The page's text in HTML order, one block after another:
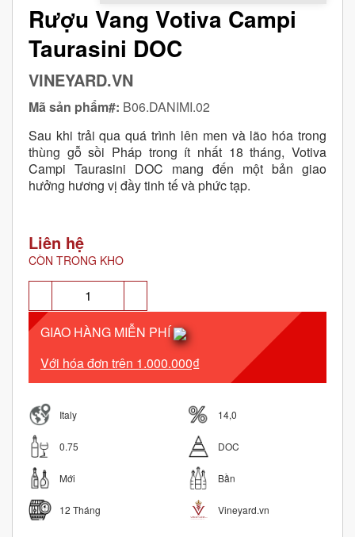
Rượu Vang Votiva Campi
Taurasini DOC
VINEYARD.VN
Mã sản phẩm#: B06.DANIMI.02
Sau khi trải qua quá trình lên men và lão hóa trong
thùng gỗ sồi Pháp trong ít nhất 18 tháng, Votiva
Campi Taurasini DOC mang đến một bản giao
hưởng hương vị đầy tinh tế và phức tạp.
Liên hệ
CÒN TRONG KHO
GIAO HÀNG MIỄN PHÍ
Với hóa đơn trên 1.000.000₫
Italy 14,0
0.75 DOC
Mới Bần
12 Tháng Vineyard.vn